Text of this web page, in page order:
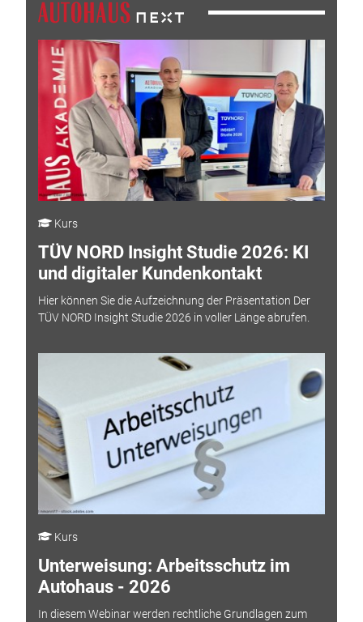
Kurs
TÜV NORD Insight Studie 2026: KI
und digitaler Kundenkontakt
Hier können Sie die Aufzeichnung der Präsentation Der
TÜV NORD Insight Studie 2026 in voller Länge abrufen.
Kurs
Unterweisung: Arbeitsschutz im
Autohaus - 2026
In diesem Webinar werden rechtliche Grundlagen zum